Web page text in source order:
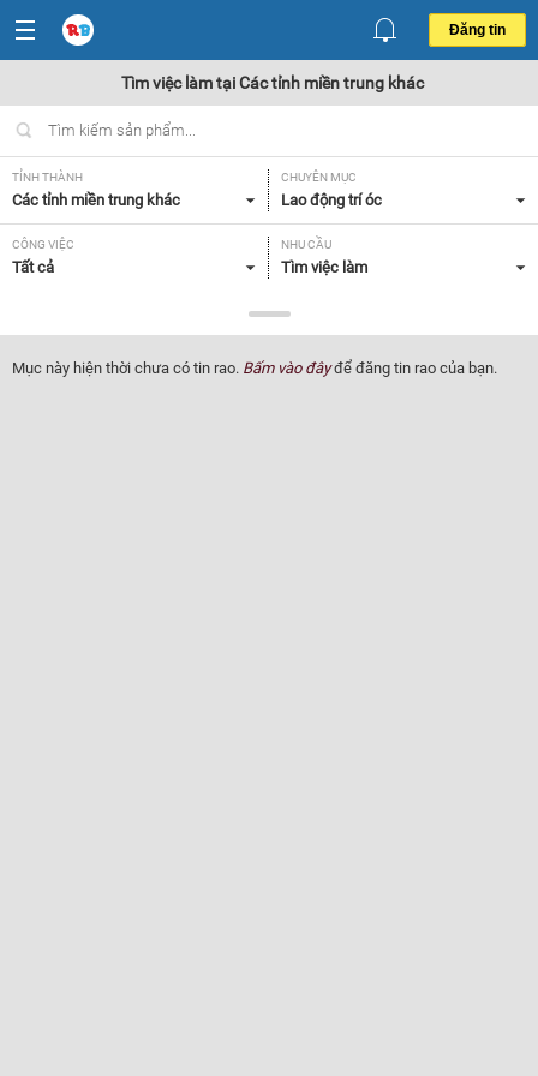
Đăng tin
Tìm việc làm tại Các tỉnh miền trung khác
TỈNH THÀNH
Các tỉnh miền trung khác
CHUYÊN MỤC
Lao động trí óc
CÔNG VIỆC
Tất cả
NHU CẦU
Tìm việc làm
Tất cả
Mục này hiện thời chưa có tin rao. Bấm vào đâyđể đăng tin rao của bạn.